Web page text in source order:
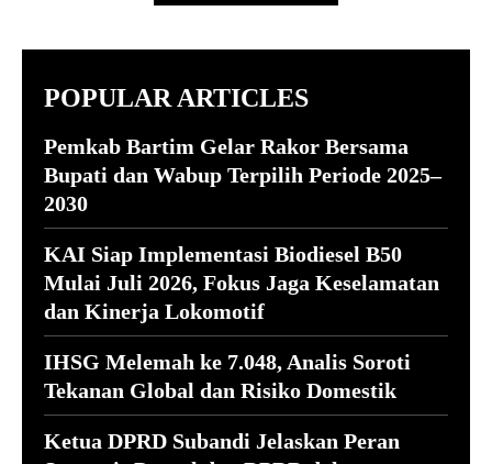
POPULAR ARTICLES
Pemkab Bartim Gelar Rakor Bersama
Bupati dan Wabup Terpilih Periode 2025–
2030
KAI Siap Implementasi Biodiesel B50
Mulai Juli 2026, Fokus Jaga Keselamatan
dan Kinerja Lokomotif
IHSG Melemah ke 7.048, Analis Soroti
Tekanan Global dan Risiko Domestik
Ketua DPRD Subandi Jelaskan Peran